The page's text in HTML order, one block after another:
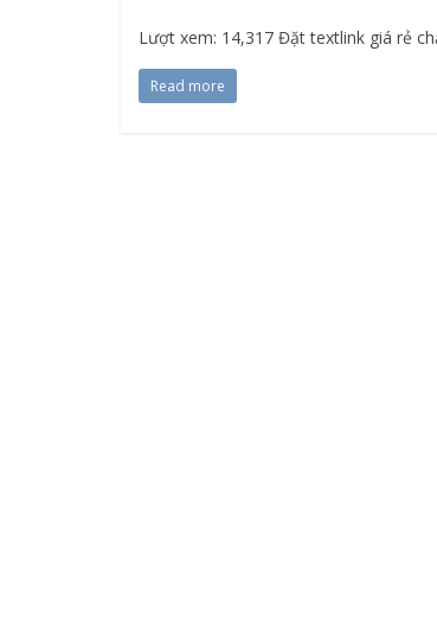
Lượt xem: 14,317 Đặt textlink giá rẻ
Read more